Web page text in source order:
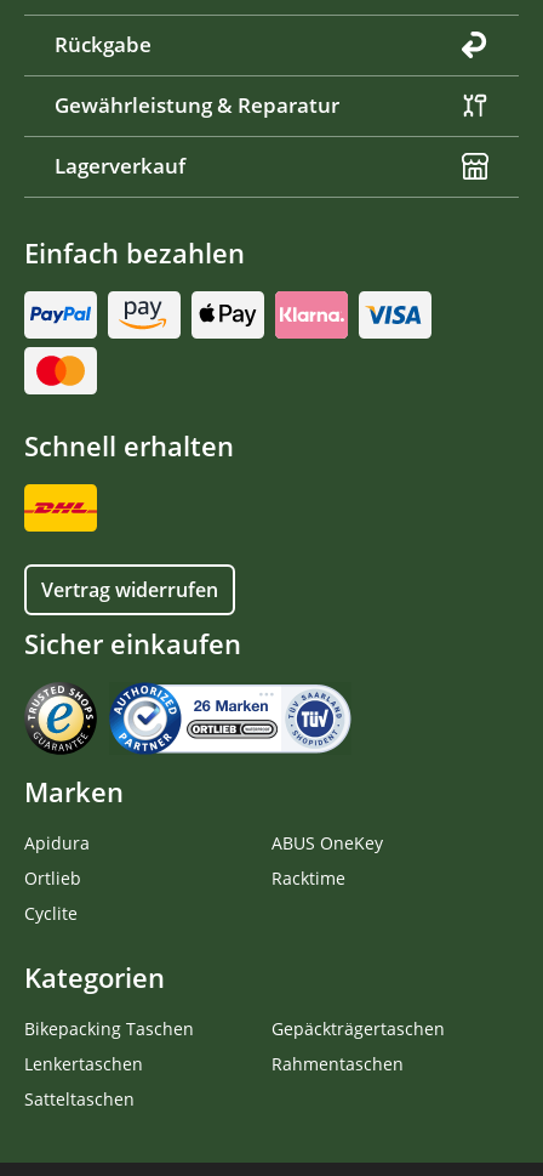
Rückgabe
Gewährleistung & Reparatur
Lagerverkauf
Einfach bezahlen
Schnell erhalten
Vertrag widerrufen
Sicher einkaufen
Marken
Apidura
Ortlieb
Cyclite
ABUS OneKey
Racktime
Kategorien
Bikepacking Taschen
Lenkertaschen
Satteltaschen
Gepäckträgertaschen
Rahmentaschen